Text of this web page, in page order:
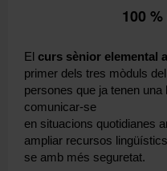
100
El curs sènior elemental
primer dels tres mòduls
persones que ja tenen una
comunicar-se
en situacions quotidianes
ampliar recursos
se amb més seguretat.